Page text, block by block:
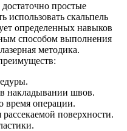
простые
использовать скальпель
определенных навыков
способом выполнения
методика.
накладывании швов.
время операции.
поверхности.